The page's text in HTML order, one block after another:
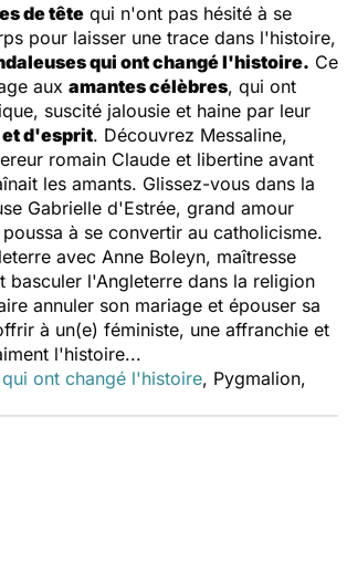
de tête qui n'ont pas hésité à se
pour laisser une trace dans l'histoire,
qui ont changé l'histoire. Ce
aux amantes célèbres, qui ont
suscité jalousie et haine par leur
d'esprit. Découvrez Messaline,
romain Claude et libertine avant
les amants. Glissez-vous dans la
Gabrielle d'Estrée, grand amour
à se convertir au catholicisme.
avec Anne Boleyn, maîtresse
basculer l'Angleterre dans la religion
annuler son mariage et épouser sa
à un(e) féministe, une affranchie et
l'histoire...
ont changé l'histoire, Pygmalion,